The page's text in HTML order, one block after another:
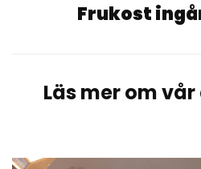
Frukost
Läs mer om